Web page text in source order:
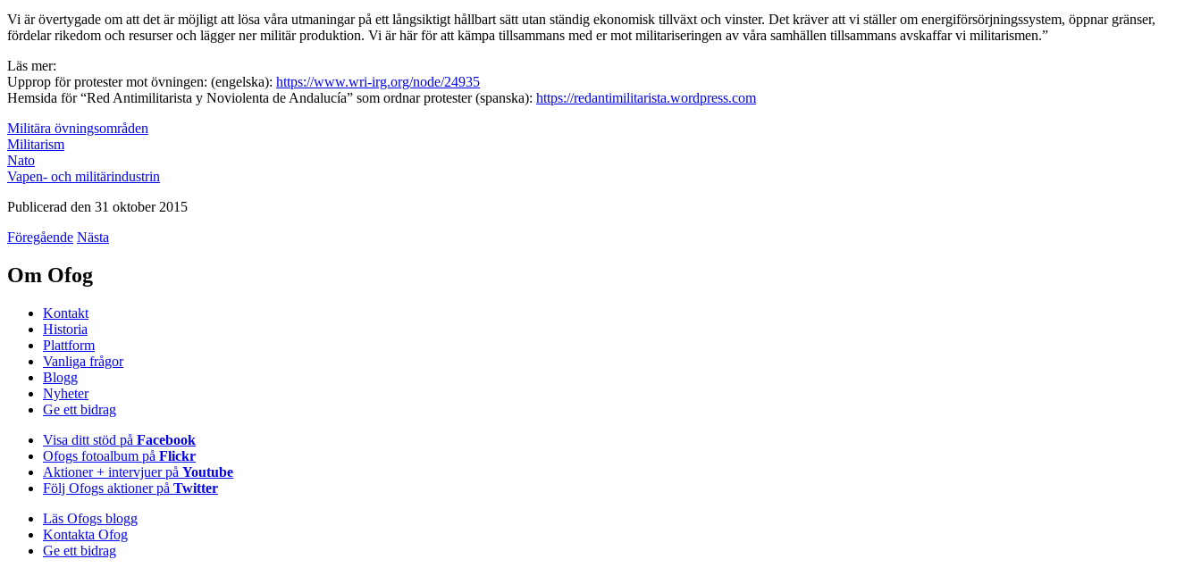
Vi är övertygade om att det är möjligt att lösa våra utmaningar på ett långsiktigt hållbart sätt utan ständig ekonomisk tillväxt och vinster. Det kräver att vi ställer om energiförsörjningssystem, öppnar gränser,
fördelar rikedom och resurser och lägger ner militär produktion. Vi är här för att kämpa tillsammans med er mot militariseringen av våra samhällen tillsammans avskaffar vi militarismen.”
Läs mer:
Upprop för protester mot övningen: (engelska): https://www.wri-irg.org/node/24935
Hemsida för “Red Antimilitarista y Noviolenta de Andalucía” som ordnar protester (spanska): https://redantimilitarista.wordpress.com
Militära övningsområden
Militarism
Nato
Vapen- och militärindustrin
Publicerad den 31 oktober 2015
Föregående Nästa
Om Ofog
Kontakt
Historia
Plattform
Vanliga frågor
Blogg
Nyheter
Ge ett bidrag
Visa ditt stöd på Facebook
Ofogs fotoalbum på Flickr
Aktioner + intervjuer på Youtube
Följ Ofogs aktioner på Twitter
Läs Ofogs blogg
Kontakta Ofog
Ge ett bidrag